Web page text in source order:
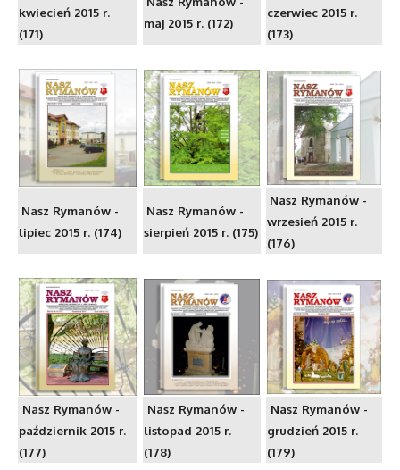
kwiecień 2015 r.
(171)
maj 2015 r. (172)
czerwiec 2015 r.
(173)
Nasz Rymanów -
lipiec 2015 r. (174)
Nasz Rymanów -
sierpień 2015 r. (175)
Nasz Rymanów -
wrzesień 2015 r.
(176)
Nasz Rymanów -
październik 2015 r.
(177)
Nasz Rymanów -
listopad 2015 r.
(178)
Nasz Rymanów -
grudzień 2015 r.
(179)